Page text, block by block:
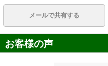
メールで共有する
お客様の声